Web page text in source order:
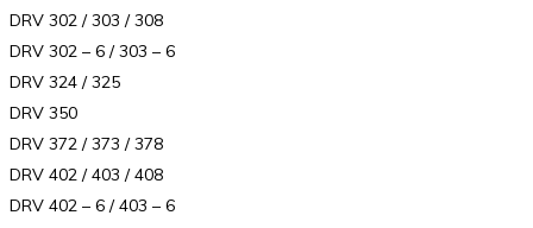
DRV 302 / 303 / 308
DRV 302 – 6 / 303 – 6
DRV 324 / 325
DRV 350
DRV 372 / 373 / 378
DRV 402 / 403 / 408
DRV 402 – 6 / 403 – 6